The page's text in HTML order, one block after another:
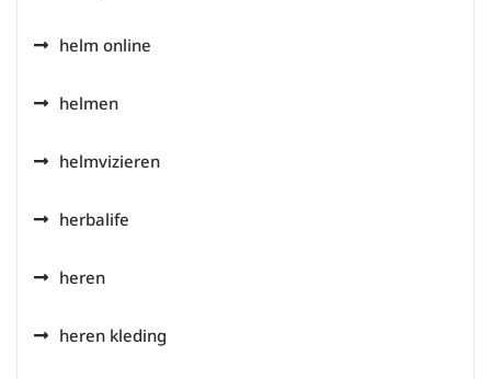
helm online
helmen
helmvizieren
herbalife
heren
heren kleding